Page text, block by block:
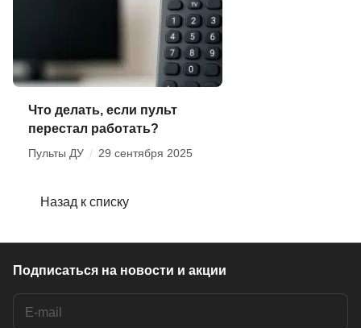
Что делать, если пульт
перестал работать?
Пульты ДУ / 29 сентября 2025
Назад к списку
Подписаться на новости и акции